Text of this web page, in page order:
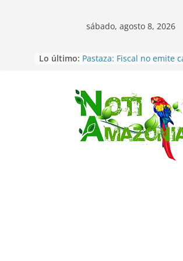
Saltar
sábado, agosto 8, 2026
Lo último: Pastaza: Fiscal no emite
con una menor de10 años
frontera sur
Napo: presunto sicariato
Archidona
Ecuador: dos jóvenes de
desaparecidos fueron
muertos en Puerto lopez